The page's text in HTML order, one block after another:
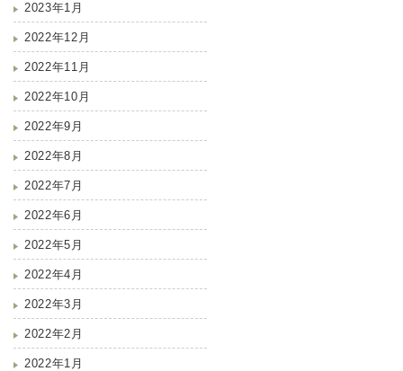
2023年1月
2022年12月
2022年11月
2022年10月
2022年9月
2022年8月
2022年7月
2022年6月
2022年5月
2022年4月
2022年3月
2022年2月
2022年1月